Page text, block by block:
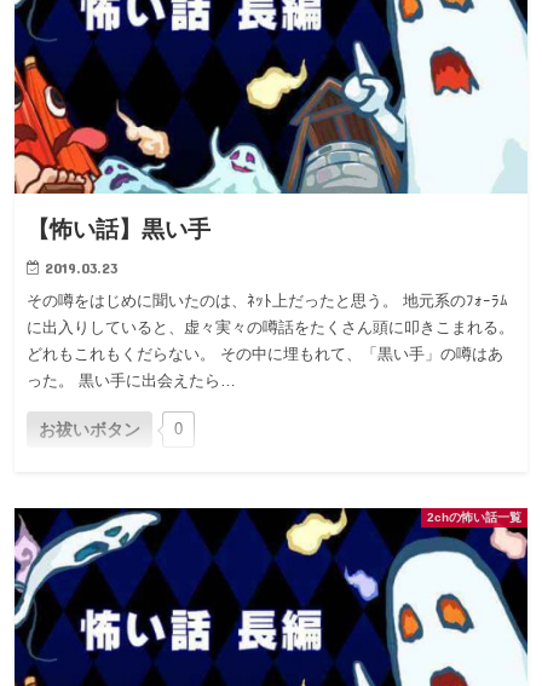
【怖い話】黒い手
2019.03.23
その噂をはじめに聞いたのは、ﾈｯﾄ上だったと思う。 地元系のﾌｫｰﾗﾑ
に出入りしていると、虚々実々の噂話をたくさん頭に叩きこまれる。
どれもこれもくだらない。 その中に埋もれて、「黒い手」の噂はあ
った。 黒い手に出会えたら…
お祓いボタン 0
2chの怖い話一覧